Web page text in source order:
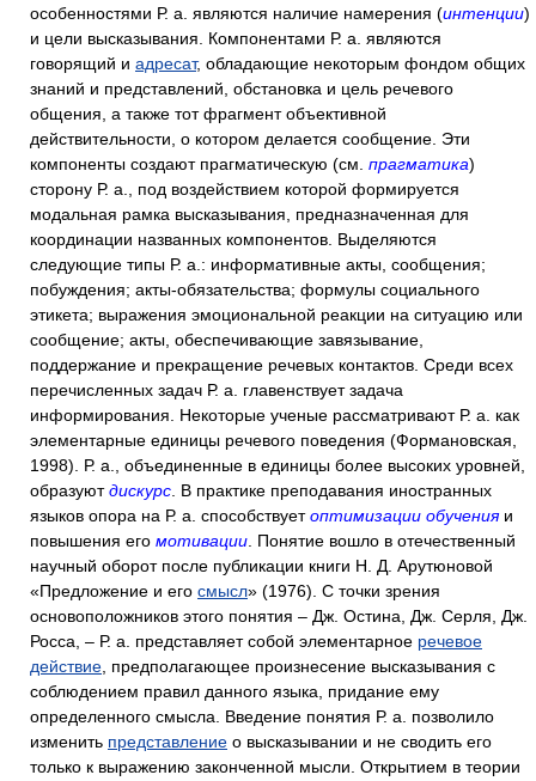
особенностями Р. а. являются наличие намерения (интенции)
и цели высказывания. Компонентами Р. а. являются
говорящий и адресат, обладающие некоторым фондом общих
знаний и представлений, обстановка и цель речевого
общения, а также тот фрагмент объективной
действительности, о котором делается сообщение. Эти
компоненты создают прагматическую (см. прагматика)
сторону Р. а., под воздействием которой формируется
модальная рамка высказывания, предназначенная для
координации названных компонентов. Выделяются
следующие типы Р. а.: информативные акты, сообщения;
побуждения; акты-обязательства; формулы социального
этикета; выражения эмоциональной реакции на ситуацию или
сообщение; акты, обеспечивающие завязывание,
поддержание и прекращение речевых контактов. Среди всех
перечисленных задач Р. а. главенствует задача
информирования. Некоторые ученые рассматривают Р. а. как
элементарные единицы речевого поведения (Формановская,
1998). Р. а., объединенные в единицы более высоких уровней,
образуютдискурс . В практике преподавания иностранных
языков опора на Р. а. способствуетоптимизации обучения и
повышения его мотивации . Понятие вошло в отечественный
научный оборот после публикации книги Н. Д. Арутюновой
«Предложение и его смысл» (1976). С точки зрения
основоположников этого понятия – Дж. Остина, Дж. Серля, Дж.
Росса, – Р. а. представляет собой элементарное речевое
действие , предполагающее произнесение высказывания с
соблюдением правил данного языка, придание ему
определенного смысла. Введение понятия Р. а. позволило
изменить представление о высказывании и не сводить его
только к выражению законченной мысли. Открытием в теории